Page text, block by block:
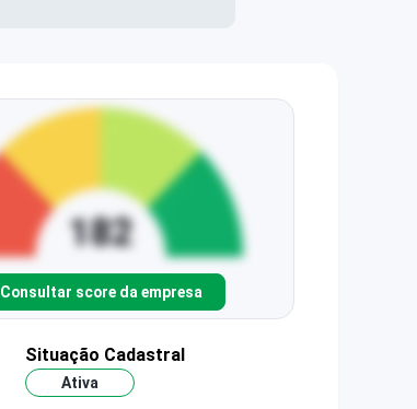
Consultar score da empresa
Situação Cadastral
Ativa